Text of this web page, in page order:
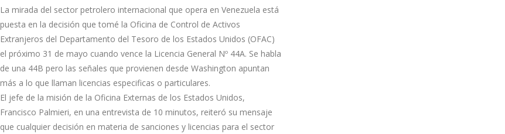
La mirada del sector petrolero internacional que opera en Venezuela está
puesta en la decisión que tomé la Oficina de Control de Activos
Extranjeros del Departamento del Tesoro de los Estados Unidos (OFAC)
el próximo 31 de mayo cuando vence la Licencia General Nº 44A. Se habla
de una 44B pero las señales que provienen desde Washington apuntan
más a lo que llaman licencias especificas o particulares.
El jefe de la misión de la Oficina Externas de los Estados Unidos,
Francisco Palmieri, en una entrevista de 10 minutos, reiteró su mensaje
que cualquier decisión en materia de sanciones y licencias para el sector